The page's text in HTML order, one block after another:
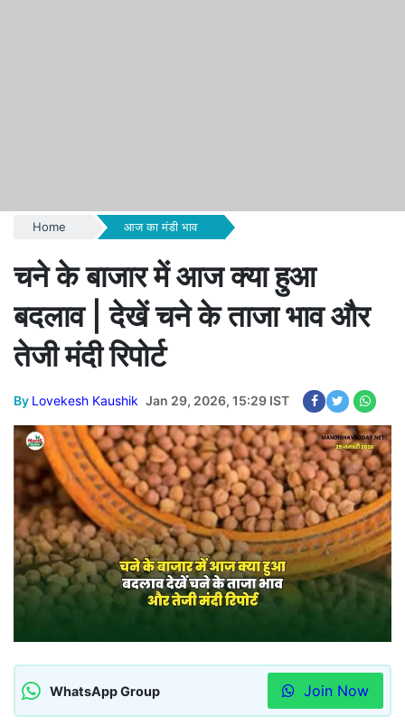
Home आज का मंडी भाव
चने के बाजार में आज क्या हुआ
बदलाव | देखें चने के ताजा भाव और
तेजी मंदी रिपोर्ट
By Lovekesh Kaushik Jan 29, 2026, 15:29 IST
WhatsApp Group Join Now